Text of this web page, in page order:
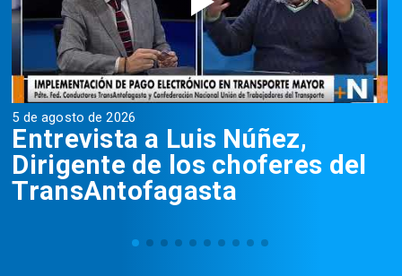
5 de agosto de 2026
Entrevista a Luis Núñez,
Dirigente de los choferes del
TransAntofagasta